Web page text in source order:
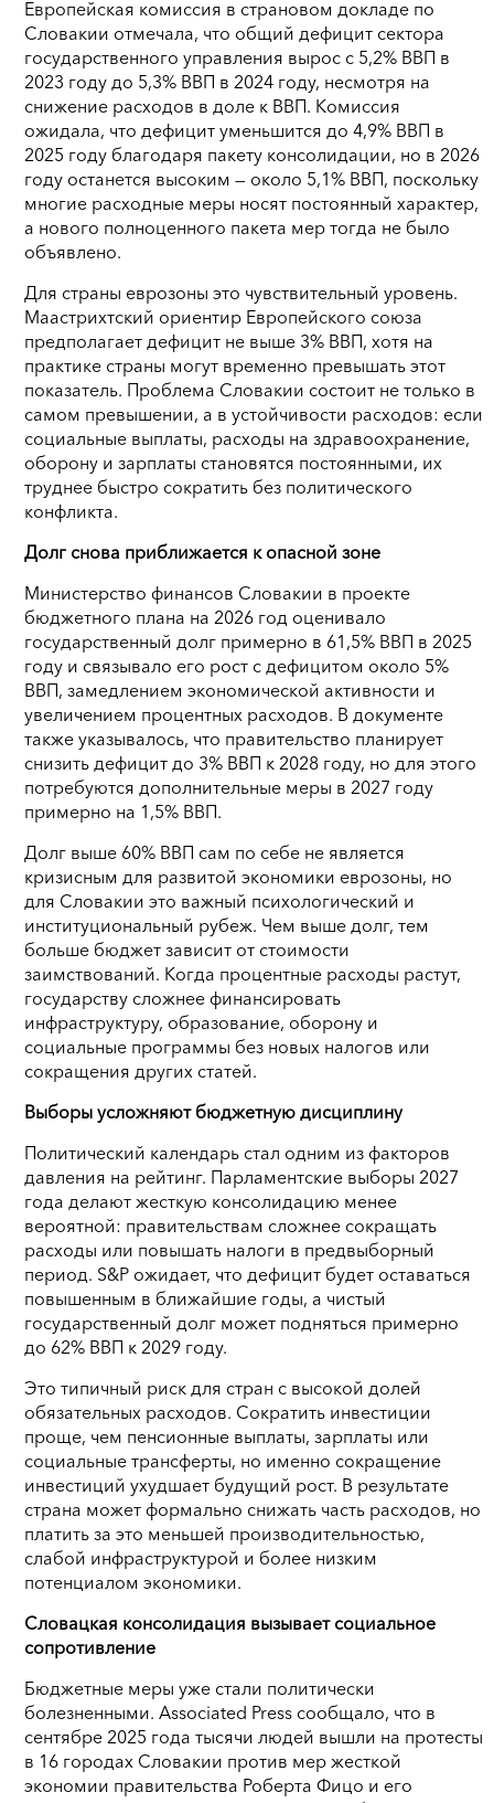
Европейская комиссия в страновом докладе по
Словакии отмечала, что общий дефицит сектора
государственного управления вырос с 5,2% ВВП в
2023 году до 5,3% ВВП в 2024 году, несмотря на
снижение расходов в доле к ВВП. Комиссия
ожидала, что дефицит уменьшится до 4,9% ВВП в
2025 году благодаря пакету консолидации, но в 2026
году останется высоким — около 5,1% ВВП, поскольку
многие расходные меры носят постоянный характер,
а нового полноценного пакета мер тогда не было
объявлено.
Для страны еврозоны это чувствительный уровень.
Маастрихтский ориентир Европейского союза
предполагает дефицит не выше 3% ВВП, хотя на
практике страны могут временно превышать этот
показатель. Проблема Словакии состоит не только в
самом превышении, а в устойчивости расходов: если
социальные выплаты, расходы на здравоохранение,
оборону и зарплаты становятся постоянными, их
труднее быстро сократить без политического
конфликта.
Долг снова приближается к опасной зоне
Министерство финансов Словакии в проекте
бюджетного плана на 2026 год оценивало
государственный долг примерно в 61,5% ВВП в 2025
году и связывало его рост с дефицитом около 5%
ВВП, замедлением экономической активности и
увеличением процентных расходов. В документе
также указывалось, что правительство планирует
снизить дефицит до 3% ВВП к 2028 году, но для этого
потребуются дополнительные меры в 2027 году
примерно на 1,5% ВВП.
Долг выше 60% ВВП сам по себе не является
кризисным для развитой экономики еврозоны, но
для Словакии это важный психологический и
институциональный рубеж. Чем выше долг, тем
больше бюджет зависит от стоимости
заимствований. Когда процентные расходы растут,
государству сложнее финансировать
инфраструктуру, образование, оборону и
социальные программы без новых налогов или
сокращения других статей.
Выборы усложняют бюджетную дисциплину
Политический календарь стал одним из факторов
давления на рейтинг. Парламентские выборы 2027
года делают жесткую консолидацию менее
вероятной: правительствам сложнее сокращать
расходы или повышать налоги в предвыборный
период. S&P ожидает, что дефицит будет оставаться
повышенным в ближайшие годы, а чистый
государственный долг может подняться примерно
до 62% ВВП к 2029 году.
Это типичный риск для стран с высокой долей
обязательных расходов. Сократить инвестиции
проще, чем пенсионные выплаты, зарплаты или
социальные трансферты, но именно сокращение
инвестиций ухудшает будущий рост. В результате
страна может формально снижать часть расходов, но
платить за это меньшей производительностью,
слабой инфраструктурой и более низким
потенциалом экономики.
Словацкая консолидация вызывает социальное
сопротивление
Бюджетные меры уже стали политически
болезненными. Associated Press сообщало, что в
сентябре 2025 года тысячи людей вышли на протесты
в 16 городах Словакии против мер жесткой
экономии правительства Роберта Фицо и его